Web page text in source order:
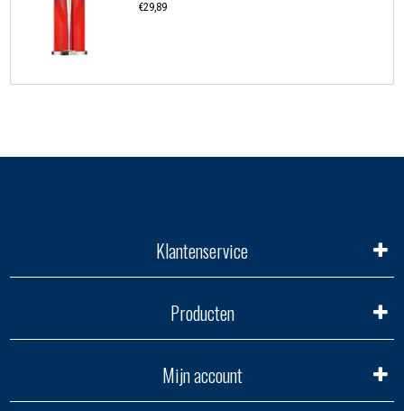
€29,89
Klantenservice
Producten
Mijn account